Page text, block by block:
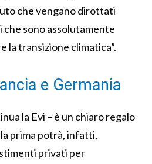
che vengano dirottati
sono assolutamente
la transizione climatica”.
e Germania
la Evi – è un chiaro regalo
prima potrà, infatti,
privati per